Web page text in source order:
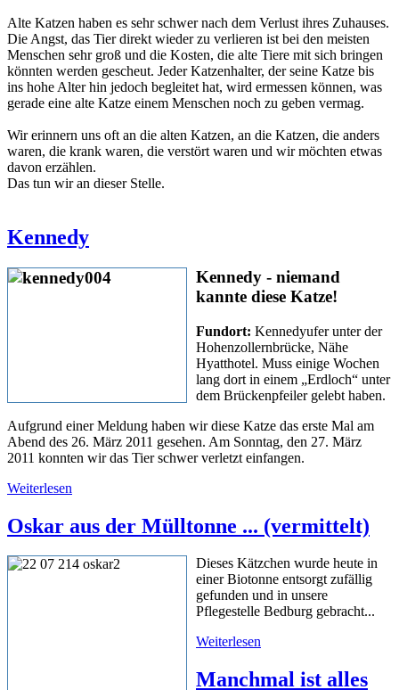
Alte Katzen haben es sehr schwer nach dem Verlust ihres Zuhauses.
Die Angst, das Tier direkt wieder zu verlieren ist bei den meisten
Menschen sehr groß und die Kosten, die alte Tiere mit sich bringen
könnten werden gescheut. Jeder Katzenhalter, der seine Katze bis
ins hohe Alter hin jedoch begleitet hat, wird ermessen können, was
gerade eine alte Katze einem Menschen noch zu geben vermag.
Wir erinnern uns oft an die alten Katzen, an die Katzen, die anders
waren, die krank waren, die verstört waren und wir möchten etwas
davon erzählen.
Das tun wir an dieser Stelle.
Kennedy
Kennedy - niemand
kannte diese Katze!
Fundort: Kennedyufer unter der
Hohenzollernbrücke, Nähe
Hyatthotel. Muss einige Wochen
lang dort in einem „Erdloch“ unter
dem Brückenpfeiler gelebt haben.
Aufgrund einer Meldung haben wir diese Katze das erste Mal am
Abend des 26. März 2011 gesehen. Am Sonntag, den 27. März
2011 konnten wir das Tier schwer verletzt einfangen.
Weiterlesen
Oskar aus der Mülltonne ... (vermittelt)
Dieses Kätzchen wurde heute in
einer Biotonne entsorgt zufällig
gefunden und in unsere
Pflegestelle Bedburg gebracht...
Weiterlesen
Manchmal ist alles